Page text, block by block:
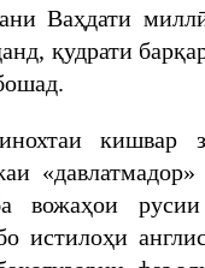
Ваҳдати
қудрати
кишвар
русии
истилоҳи